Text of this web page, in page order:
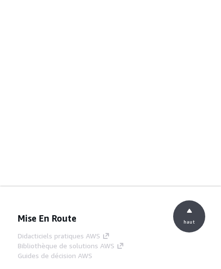
Mise En Route
Didacticiels pratiques AWS
Bibliothèque de solutions AWS
Guides de décision AWS
haut